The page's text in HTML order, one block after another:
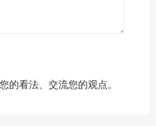
看法、交流您的观点。